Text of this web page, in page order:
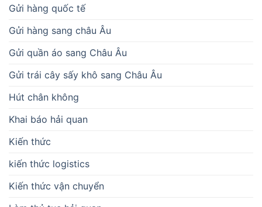
Gửi hàng quốc tế
Gửi hàng sang châu Âu
Gửi quần áo sang Châu Âu
Gửi trái cây sấy khô sang Châu Âu
Hút chân không
Khai báo hải quan
Kiến thức
kiến thức logistics
Kiến thức vận chuyển